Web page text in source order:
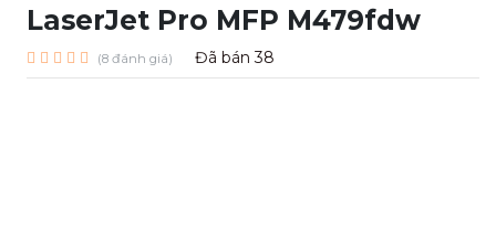
LaserJet Pro MFP M479fdw
(8 đánh giá) Đã bán38